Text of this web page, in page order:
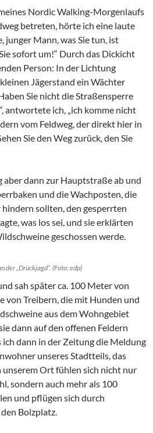
Nordic Walking-Morgenlaufs
betreten, hörte ich eine laute
junger Mann, was Sie tun, ist
sofort um!“ Durch das Dickicht
Person: In der Lichtung
Jägerstand ein Wächter
Sie nicht die Straßensperre
antwortete ich, „ich komme nicht
vom Feldweg, der direkt hier in
Sie den Weg zurück, den Sie
aber dann zur Hauptstraße ab und
und die Wachposten, die
hindern sollten, den gesperrten
was los sei, und sie erklärten
geschossen werde.
der „Drückjagd“. (Foto: edp)
sah später ca. 100 Meter von
von Treibern, die mit Hunden und
aus dem Wohngebiet
dann auf den offenen Feldern
dann in der Zeitung die Meldung
unseres Stadtteils, das
unserem Ort fühlen sich nicht nur
sondern auch mehr als 100
und pflügen sich durch
Bolzplatz.